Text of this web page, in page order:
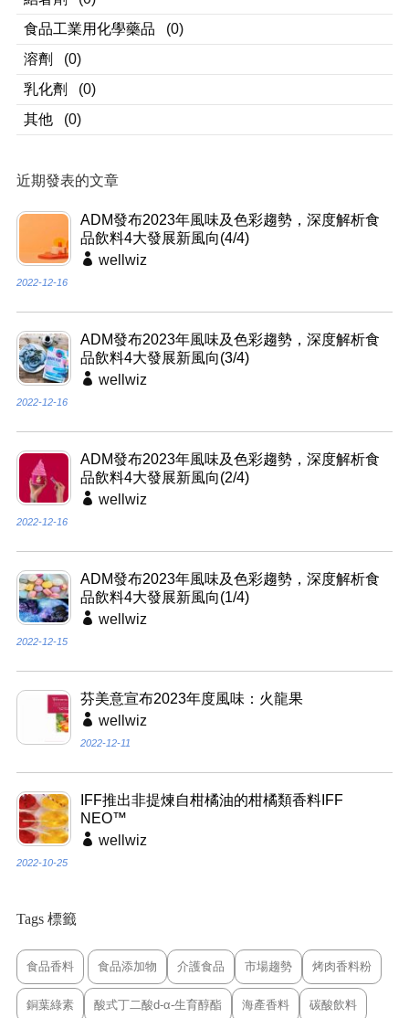
食品工業用化學藥品
(0)
溶劑
(0)
乳化劑
(0)
其他
(0)
近期發表的文章
ADM發布2023年風味及色彩趨勢，深度解析食
品飲料4大發展新風向(4/4)
wellwiz
2022-12-16
ADM發布2023年風味及色彩趨勢，深度解析食
品飲料4大發展新風向(3/4)
wellwiz
2022-12-16
ADM發布2023年風味及色彩趨勢，深度解析食
品飲料4大發展新風向(2/4)
wellwiz
2022-12-16
ADM發布2023年風味及色彩趨勢，深度解析食
品飲料4大發展新風向(1/4)
wellwiz
2022-12-15
芬美意宣布2023年度風味：火龍果
wellwiz
2022-12-11
IFF推出非提煉自柑橘油的柑橘類香料IFF
NEO™
wellwiz
2022-10-25
Tags 標籤
食品香料 食品添加物 介護食品 市場趨勢 烤肉香料粉
銅葉綠素 酸式丁二酸d-α-生育醇酯 海產香料 碳酸飲料